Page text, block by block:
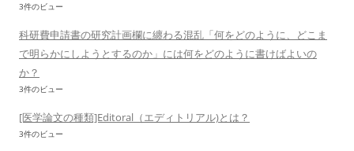
3件のビュー
科研費申請書の研究計画欄に纏わる混乱「何をどのように、どこま
で明らかにしようとするのか」には何をどのように書けばよいの
か？
3件のビュー
[医学論文の種類]Editoral（エディトリアル)とは？
3件のビュー